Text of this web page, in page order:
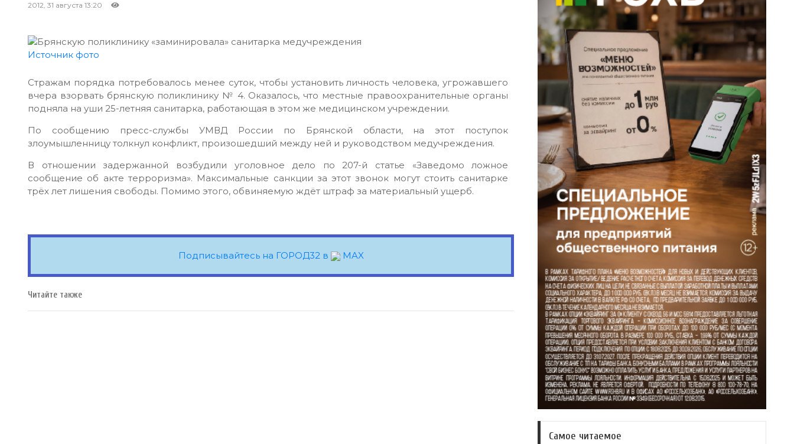
2012, 31 августа 13:20
Источник фото
Стражам порядка потребовалось менее суток, чтобы установить личность человека, угрожавшего
вчера взорвать брянскую поликлинику № 4. Оказалось, что местные правоохранительные органы
подняла на уши 25-летняя санитарка, работающая в этом же медицинском учреждении.
По сообщению пресс-службы УМВД России по Брянской области, на этот поступок
злоумышленницу толкнул конфликт, произошедший между ней и руководством медучреждения.
В отношении задержанной возбудили уголовное дело по 207-й статье «Заведомо ложное
сообщение об акте терроризма». Максимальные санкции за этот звонок могут стоить санитарке
трёх лет лишения свободы. Помимо этого, обвиняемую ждёт штраф за материальный ущерб.
Подписывайтесь на ГОРОД32 в MAX
Читайте также
Самое читаемое